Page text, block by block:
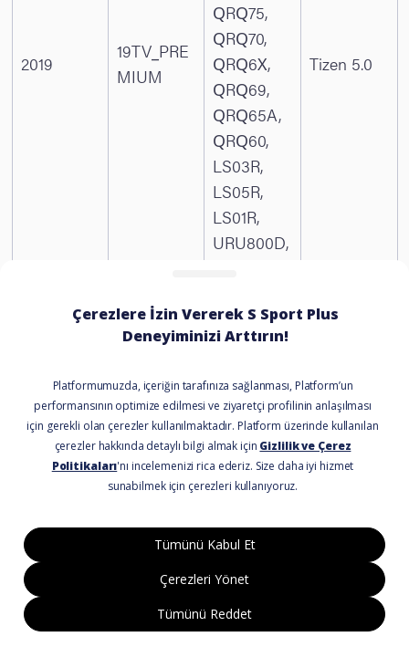
2019
19TV_PRE
MIUM
QRQ75,
QRQ70,
QRQ6X,
QRQ69,
QRQ65A,
QRQ60,
LS03R,
LS05R,
LS01R,
URU800D,
Tizen 5.0
2019
NDARD
QRQ50S,
URU7800,
URU7700,
URU74A0,
URU7470,
URU7450,
URU740D,
URU730D,
URU7300,
Tizen 5.0